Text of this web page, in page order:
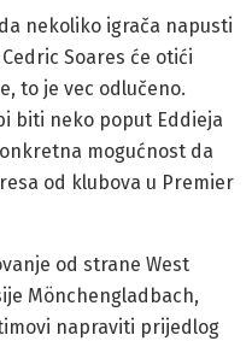
nekoliko igrača napusti
Soares će otići
to je vec odlučeno.
biti neko poput Eddieja
mogućnost da
od klubova u Premier
od strane West
Mönchengladbach,
napraviti prijedlog